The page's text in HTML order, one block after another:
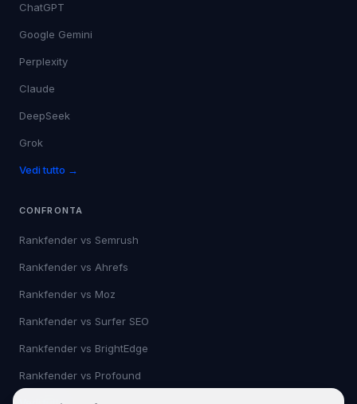
ChatGPT
Google Gemini
Perplexity
Claude
DeepSeek
Grok
Vedi tutto →
CONFRONTA
Rankfender vs Semrush
Rankfender vs Ahrefs
Rankfender vs Moz
Rankfender vs Surfer SEO
Rankfender vs BrightEdge
Rankfender vs Profound